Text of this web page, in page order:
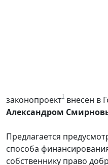
законопроект1 внесен в
Александром
Предлагается
способа
собственнику право